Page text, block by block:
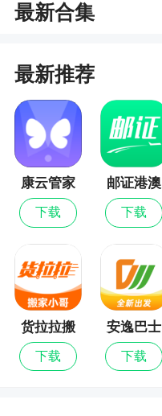
最新合集
最新推荐
康云管家
最新版
下载
邮证港澳
续签
下载
货拉拉搬
家小哥最
新版
下载
安逸巴士
下载